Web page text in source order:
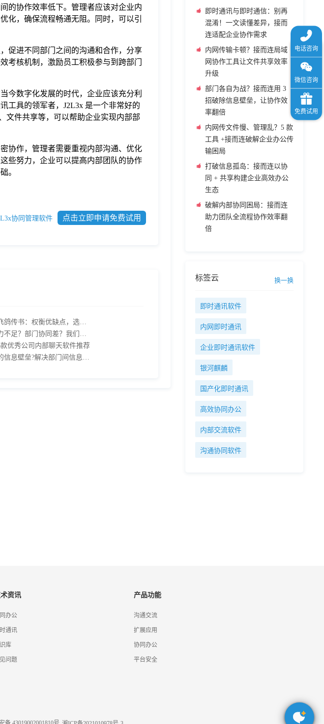
的协作效率低下。管理者应该对企业内
化，确保流程畅通无阻。同时，可以引
促进不同部门之间的沟通和合作，分享
考核机制，激励员工积极参与到跨部门
今数字化发展的时代，企业应该充分利
工具的领军者，J2L3x 是一个非常好的
文件共享等，可以帮助企业实现内部部
协作，管理者需要重视内部沟通、优化
些努力，企业可以提高内部团队的协作
。
协同管理软件 点击立即申请免费试用
内网通、飞秋和飞鸽传书：权衡优缺点，选择适合自己的内部通讯工具
企业整体协作合力不足？部门协同差？我们来帮您攻破！
优秀公司内部聊天软件推荐
如何打破部门间的信息壁垒?解决部门间信息障碍
即时通讯与即时通信：别再
混淆！一文读懂差异，接而
连适配企业协作需求
内网传输卡顿？接而连局域
网协作工具让文件共享效率
升级
部门各自为战？接而连用 3
招破除信息壁垒，让协作效
率翻倍
内网传文件慢、管理乱？5 款
工具 +接而连破解企业办公传
输困局
打破信息孤岛：接而连以协
同 + 共享构建企业高效办公
生态
破解内部协同困局：接而连
助力团队全流程协作效率翻
倍
标签云 换一换
即时通讯软件
内网即时通讯
企业即时通讯软件
银河麒麟
国产化即时通讯
高效协同办公
内部交流软件
沟通协同软件
资讯
办公
通讯
库
问题
产品功能
沟通交流
扩展应用
协同办公
平台安全